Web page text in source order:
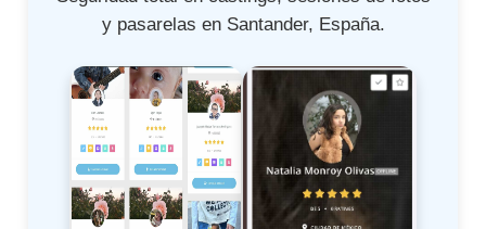
y pasarelas en Santander, España.